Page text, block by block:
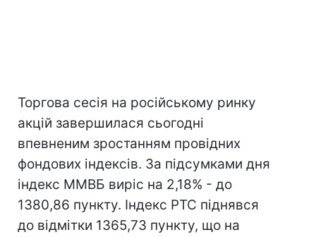
Торгова сесія на російському ринку
акцій завершилася сьогодні
впевненим зростанням провідних
фондових індексів. За підсумками дня
індекс ММВБ виріс на 2,18% - до
1380,86 пункту. Індекс РТС піднявся
до відмітки 1365,73 пункту, що на